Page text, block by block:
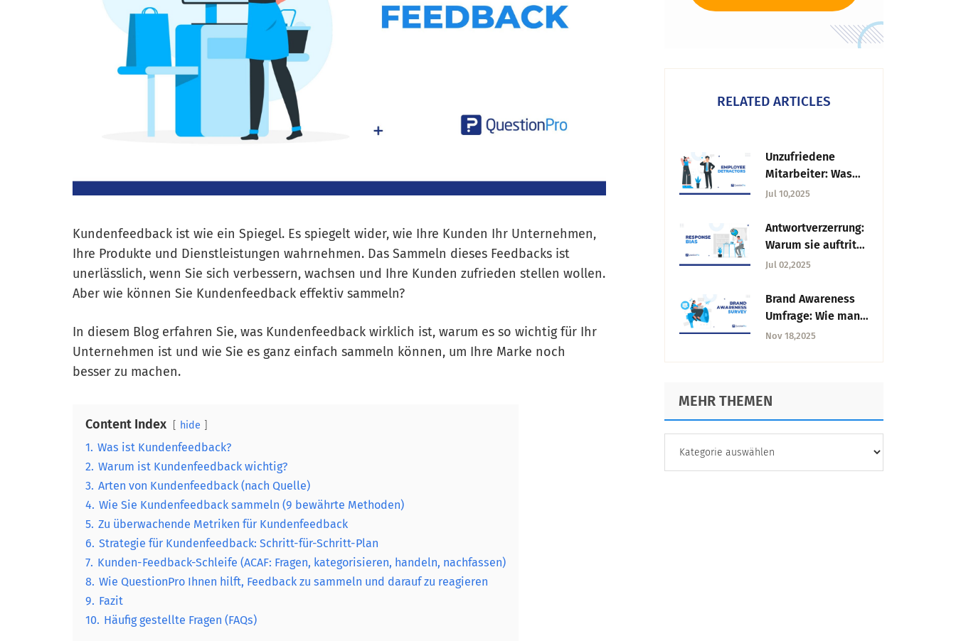
Kundenfeedback ist wie ein Spiegel. Es spiegelt wider, wie Ihre Kunden Ihr Unternehmen,
Ihre Produkte und Dienstleistungen wahrnehmen. Das Sammeln dieses Feedbacks ist
unerlässlich, wenn Sie sich verbessern, wachsen und Ihre Kunden zufrieden stellen wollen.
Aber wie können Sie Kundenfeedback effektiv sammeln?
In diesem Blog erfahren Sie, was Kundenfeedback wirklich ist, warum es so wichtig für Ihr
Unternehmen ist und wie Sie es ganz einfach sammeln können, um Ihre Marke noch
besser zu machen.
Content Index hide
1. Was ist Kundenfeedback?
2. Warum ist Kundenfeedback wichtig?
3. Arten von Kundenfeedback (nach Quelle)
4. Wie Sie Kundenfeedback sammeln (9 bewährte Methoden)
5. Zu überwachende Metriken für Kundenfeedback
6. Strategie für Kundenfeedback: Schritt-für-Schritt-Plan
7. Kunden-Feedback-Schleife (ACAF: Fragen, kategorisieren, handeln, nachfassen)
8. Wie QuestionPro Ihnen hilft, Feedback zu sammeln und darauf zu reagieren
9. Fazit
10. Häufig gestellte Fragen (FAQs)
RELATED ARTICLES
Unzufriedene
Mitarbeiter: Was
sie sind und wie
umgeht?
Jul 10,2025
Antwortverzerrung:
Warum sie auftritt
und wie man sie
Jul 02,2025
Brand Awareness
Umfrage: Wie man
sie für die
nutzt
Nov 18,2025
MEHR THEMEN
THEMEN